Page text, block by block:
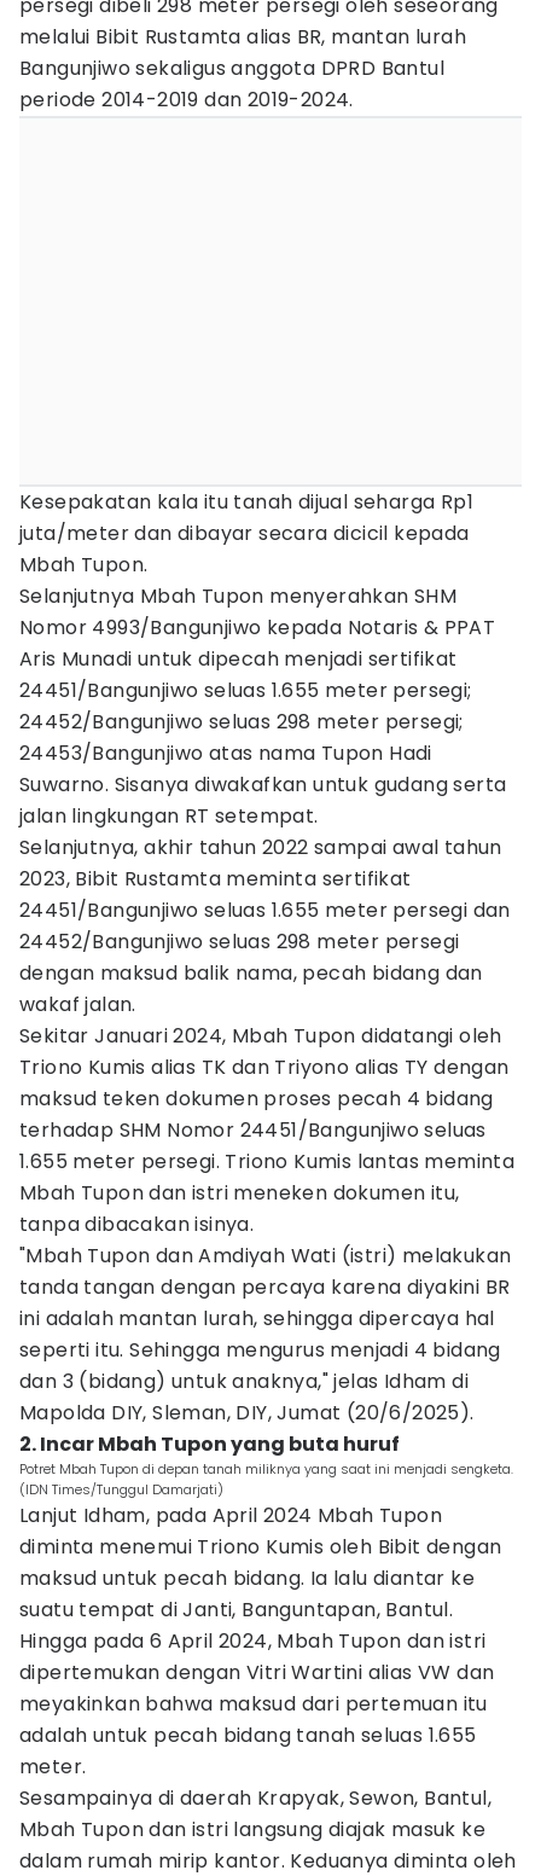
melalui Bibit Rustamta alias BR, mantan lurah
Bangunjiwo sekaligus anggota DPRD Bantul
periode 2014-2019 dan 2019-2024.
Kesepakatan kala itu tanah dijual seharga Rp1
juta/meter dan dibayar secara dicicil kepada
Mbah Tupon.
Selanjutnya Mbah Tupon menyerahkan SHM
Nomor 4993/Bangunjiwo kepada Notaris & PPAT
Aris Munadi untuk dipecah menjadi sertifikat
24451/Bangunjiwo seluas 1.655 meter persegi;
24452/Bangunjiwo seluas 298 meter persegi;
24453/Bangunjiwo atas nama Tupon Hadi
Suwarno. Sisanya diwakafkan untuk gudang serta
jalan lingkungan RT setempat.
Selanjutnya, akhir tahun 2022 sampai awal tahun
2023, Bibit Rustamta meminta sertifikat
24451/Bangunjiwo seluas 1.655 meter persegi dan
24452/Bangunjiwo seluas 298 meter persegi
dengan maksud balik nama, pecah bidang dan
wakaf jalan.
Sekitar Januari 2024, Mbah Tupon didatangi oleh
Triono Kumis alias TK dan Triyono alias TY dengan
maksud teken dokumen proses pecah 4 bidang
terhadap SHM Nomor 24451/Bangunjiwo seluas
1.655 meter persegi. Triono Kumis lantas meminta
Mbah Tupon dan istri meneken dokumen itu,
tanpa dibacakan isinya.
"Mbah Tupon dan Amdiyah Wati (istri) melakukan
tanda tangan dengan percaya karena diyakini BR
ini adalah mantan lurah, sehingga dipercaya hal
seperti itu. Sehingga mengurus menjadi 4 bidang
dan 3 (bidang) untuk anaknya," jelas Idham di
Mapolda DIY, Sleman, DIY, Jumat (20/6/2025).
2. Incar Mbah Tupon yang buta huruf
Potret Mbah Tupon di depan tanah miliknya yang saat ini menjadi sengketa.
(IDN Times/Tunggul Damarjati)
Lanjut Idham, pada April 2024 Mbah Tupon
diminta menemui Triono Kumis oleh Bibit dengan
maksud untuk pecah bidang. Ia lalu diantar ke
suatu tempat di Janti, Banguntapan, Bantul.
Hingga pada 6 April 2024, Mbah Tupon dan istri
dipertemukan dengan Vitri Wartini alias VW dan
meyakinkan bahwa maksud dari pertemuan itu
adalah untuk pecah bidang tanah seluas 1.655
meter.
Sesampainya di daerah Krapyak, Sewon, Bantul,
Mbah Tupon dan istri langsung diajak masuk ke
dalam rumah mirip kantor. Keduanya diminta oleh